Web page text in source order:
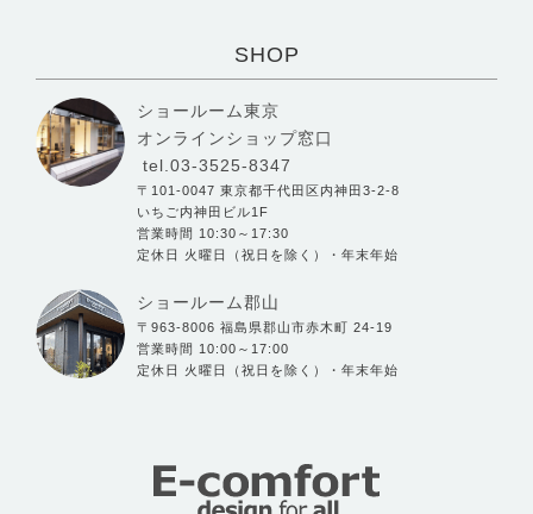
SHOP
ショールーム東京
オンラインショップ窓口
tel.03-3525-8347
〒101-0047 東京都千代田区内神田3-2-8
いちご内神田ビル1F
営業時間 10:30～17:30
定休日 火曜日（祝日を除く）・年末年始
ショールーム郡山
〒963-8006 福島県郡山市赤木町 24-19
営業時間 10:00～17:00
定休日 火曜日（祝日を除く）・年末年始